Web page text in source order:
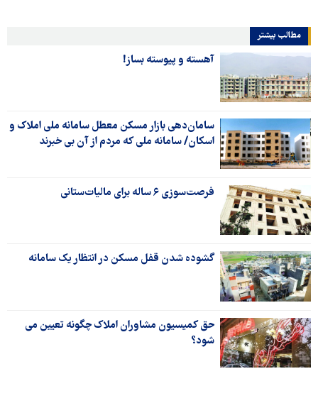
مطالب بیشتر
آهسته و پیوسته بساز!
سامان‌دهی بازار مسکن معطل سامانه ملی املاک و
اسکان/ سامانه‌ ملی که مردم از آن بی خبرند
فرصت‌سوزی ۶ ساله برای مالیات‌ستانی
گشوده شدن قفل مسکن در انتظار یک سامانه
حق کمیسیون مشاوران املاک چگونه تعیین می
شود؟